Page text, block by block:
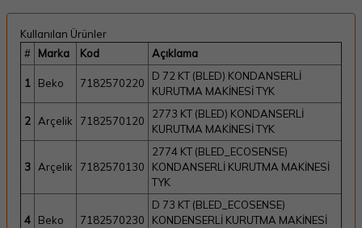
Kullanılan Ürünler
#
Marka Kod Açıklama
1 Beko 7182570220
D 72 KT (BLED) KONDANSERLİ
KURUTMA MAKİNESİ TYK
2 Arçelik 7182570120
2773 KT (BLED) KONDANSERLİ
KURUTMA MAKİNESİ TYK
3 Arçelik 7182570130
2774 KT (BLED_ECOSENSE)
KONDANSERLİ KURUTMA MAKİNESİ
TYK
4 Beko 7182570230
D 73 KT (BLED_ECOSENSE)
KONDENSERLİ KURUTMA MAKİNESİ